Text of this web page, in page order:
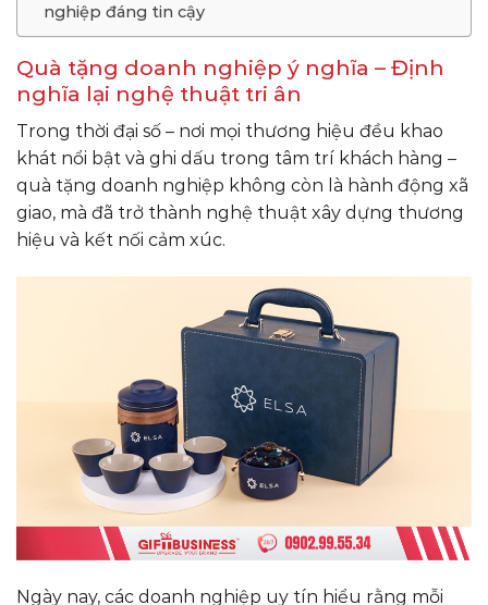
nghiệp đáng tin cậy
Quà tặng doanh nghiệp ý nghĩa – Định
nghĩa lại nghệ thuật tri ân
Trong thời đại số – nơi mọi thương hiệu đều khao
khát nổi bật và ghi dấu trong tâm trí khách hàng –
quà tặng doanh nghiệp không còn là hành động xã
giao, mà đã trở thành nghệ thuật xây dựng thương
hiệu và kết nối cảm xúc.
Ngày nay, các doanh nghiệp uy tín hiểu rằng mỗi